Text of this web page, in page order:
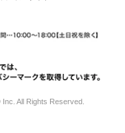
All Rights Reserved.